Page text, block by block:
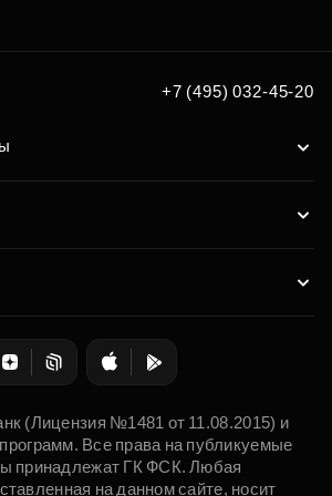
+7 (495) 032-45-20
(Лицензия №1481 от 11.08.2015) и
Все права на публикуемые
принадлежат ГК ФСК. Любая
на данном сайте, носит